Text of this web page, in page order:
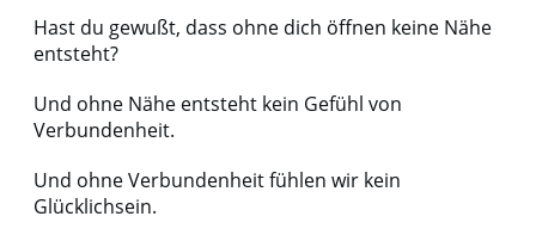
Hast du gewußt, dass ohne dich öffnen keine Nähe
entsteht?
Und ohne Nähe entsteht kein Gefühl von
Verbundenheit.
Und ohne Verbundenheit fühlen wir kein
Glücklichsein.